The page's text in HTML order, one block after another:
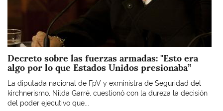
Decreto sobre las fuerzas armadas: "Esto era
algo por lo que Estados Unidos presionaba”
La diputada nacional de FpV y exministra de Seguridad del
kirchnerismo, Nilda Garré, cuestionó con la dureza la decisión
del poder ejecutivo que...